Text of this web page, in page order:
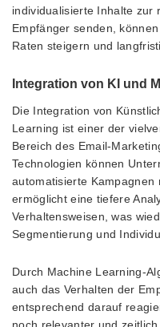
individualisierte Inhalte zur
Empfänger senden,
Raten steigern und
Integration von KI und
Die Integration von
Learning ist einer der
Bereich des Email-
Technologien können
automatisierte Kampagnen
ermöglicht eine tiefere
Verhaltensweisen, was
Segmentierung und
Durch Machine Learning-
auch das Verhalten der
entsprechend darauf
noch relevanter und